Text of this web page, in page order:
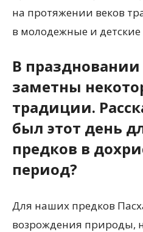
на протяжении веков
в молодежные и детские
В праздновании
заметны
традиции.
был этот день
предков в
период?
Для наших предков
возрождения природы,